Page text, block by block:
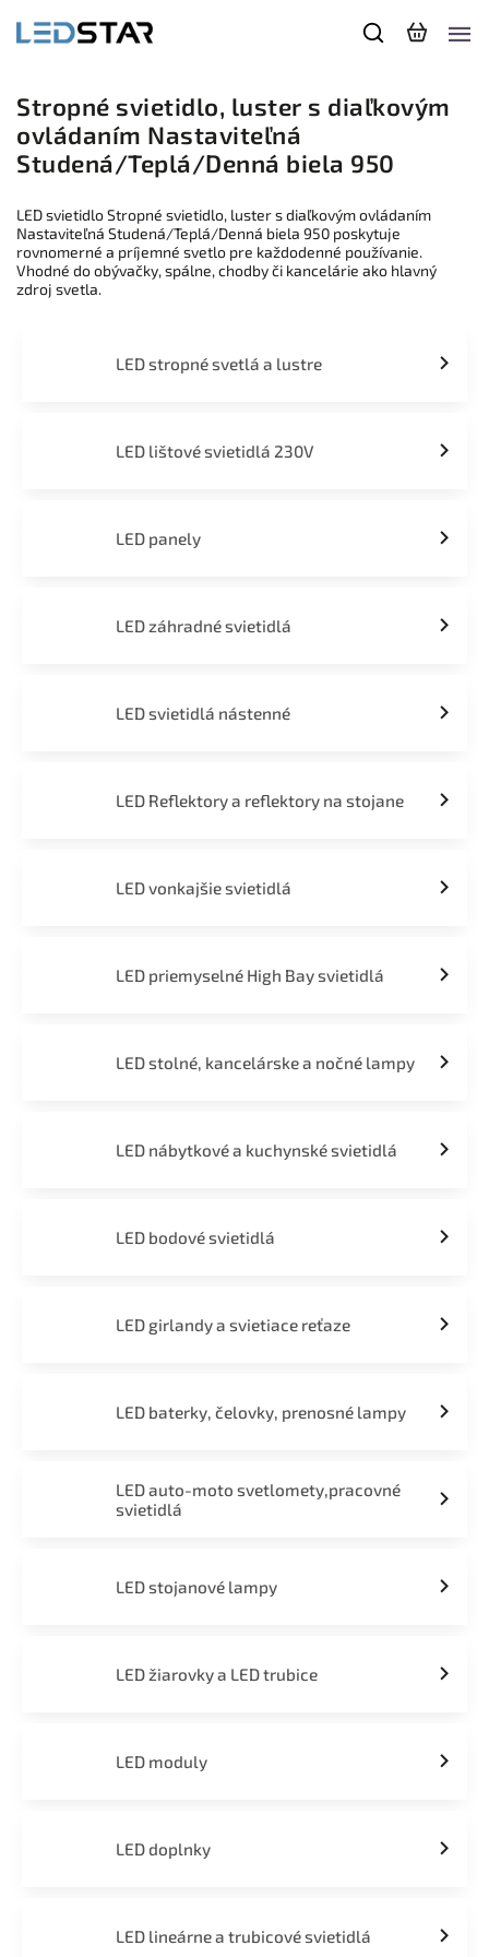
Stropné svietidlo, luster s diaľkovým
ovládaním Nastaviteľná
Studená/Teplá/Denná biela 950
LED svietidlo Stropné svietidlo, luster s diaľkovým ovládaním
Nastaviteľná Studená/Teplá/Denná biela 950 poskytuje
rovnomerné a príjemné svetlo pre každodenné používanie.
Vhodné do obývačky, spálne, chodby či kancelárie ako hlavný
zdroj svetla.
LED stropné svetlá a lustre
LED lištové svietidlá 230V
LED panely
LED záhradné svietidlá
LED svietidlá nástenné
LED Reflektory a reflektory na stojane
LED vonkajšie svietidlá
LED priemyselné High Bay svietidlá
LED stolné, kancelárske a nočné lampy
LED nábytkové a kuchynské svietidlá
LED bodové svietidlá
LED girlandy a svietiace reťaze
LED baterky, čelovky, prenosné lampy
LED auto-moto svetlomety,pracovné
svietidlá
LED stojanové lampy
LED žiarovky a LED trubice
LED moduly
LED doplnky
LED lineárne a trubicové svietidlá